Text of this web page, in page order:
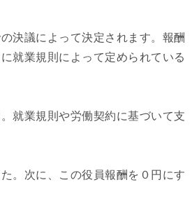
決議によって決定されます。報酬
就業規則によって定められている
就業規則や労働契約に基づいて支
。次に、この役員報酬を０円にす